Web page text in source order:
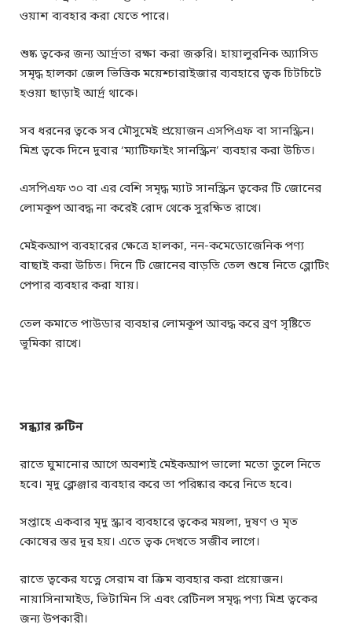
ওয়াশ ব্যবহার করা যেতে পারে।
শুষ্ক ত্বকের জন্য আর্দ্রতা রক্ষা করা জরুরি। হায়ালুরনিক অ্যাসিড
সমৃদ্ধ হালকা জেল ভিত্তিক ময়েশ্চারাইজার ব্যবহারে ত্বক চিটচিটে
হওয়া ছাড়াই আর্দ্র থাকে।
সব ধরনের ত্বকে সব মৌসুমেই প্রয়োজন এসপিএফ বা সানস্ক্রিন।
মিশ্র ত্বকে দিনে দুবার ‘ম্যাটিফাইং সানস্ক্রিন’ ব্যবহার করা উচিত।
এসপিএফ ৩০ বা এর বেশি সমৃদ্ধ ম্যাট সানস্ক্রিন ত্বকের টি জোনের
লোমকূপ আবদ্ধ না করেই রোদ থেকে সুরক্ষিত রাখে।
মেইকআপ ব্যবহারের ক্ষেত্রে হালকা, নন-কমেডোজেনিক পণ্য
বাছাই করা উচিত। দিনে টি জোনের বাড়তি তেল শুষে নিতে ব্লোটিং
পেপার ব্যবহার করা যায়।
তেল কমাতে পাউডার ব্যবহার লোমকূপ আবদ্ধ করে ব্রণ সৃষ্টিতে
ভূমিকা রাখে।
সন্ধ্যার রুটিন
রাতে ঘুমানোর আগে অবশ্যই মেইকআপ ভালো মতো তুলে নিতে
হবে। মৃদু ক্লেঞ্জার ব্যবহার করে তা পরিষ্কার করে নিতে হবে।
সপ্তাহে একবার মৃদু স্ক্রাব ব্যবহারে ত্বকের ময়লা, দূষণ ও মৃত
কোষের স্তর দূর হয়। এতে ত্বক দেখতে সজীব লাগে।
রাতে ত্বকের যত্নে সেরাম বা ক্রিম ব্যবহার করা প্রয়োজন।
নায়াসিনামাইড, ভিটামিন সি এবং রেটিনল সমৃদ্ধ পণ্য মিশ্র ত্বকের
জন্য উপকারী।